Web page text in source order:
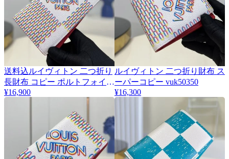
送料込ルイヴィトン 二つ折り
長財布 コピー ポルトフォイユ
ブラザ vus60816
¥16,900
ルイヴィトン 二つ折り財布 ス
ーパーコピー vuk50350
¥16,300